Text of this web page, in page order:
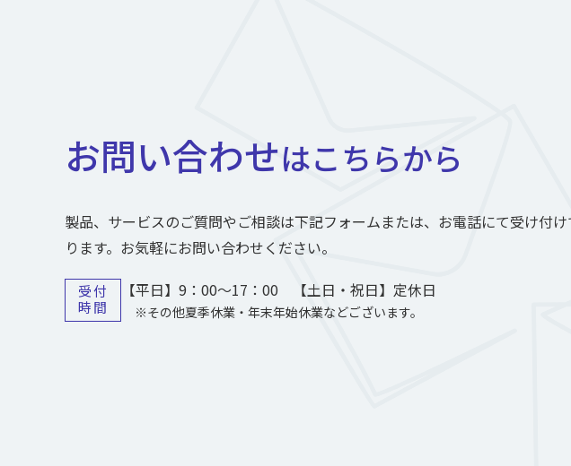
お問い合わせはこちらから
製品、サービスのご質問やご相談は下記フォームまたは、お電話にて受け付け
ります。お気軽にお問い合わせください。
受付
時間
【平日】9：00～17：00 【土日・祝日】定休日
※その他夏季休業・年末年始休業などございます。